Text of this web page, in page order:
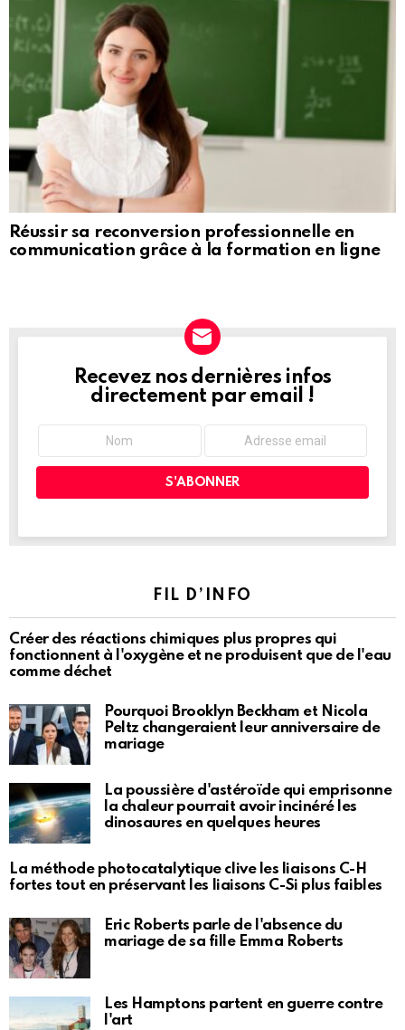
Réussir sa reconversion professionnelle en
communication grâce à la formation en ligne
NEWSLETTER
Recevez nos dernières infos
directement par email !
FIL D’INFO
Créer des réactions chimiques plus propres qui
fonctionnent à l'oxygène et ne produisent que de l'eau
comme déchet
Pourquoi Brooklyn Beckham et Nicola
Peltz changeraient leur anniversaire de
mariage
La poussière d'astéroïde qui emprisonne
la chaleur pourrait avoir incinéré les
dinosaures en quelques heures
La méthode photocatalytique clive les liaisons C-H
fortes tout en préservant les liaisons C-Si plus faibles
Eric Roberts parle de l'absence du
mariage de sa fille Emma Roberts
Les Hamptons partent en guerre contre
l'art